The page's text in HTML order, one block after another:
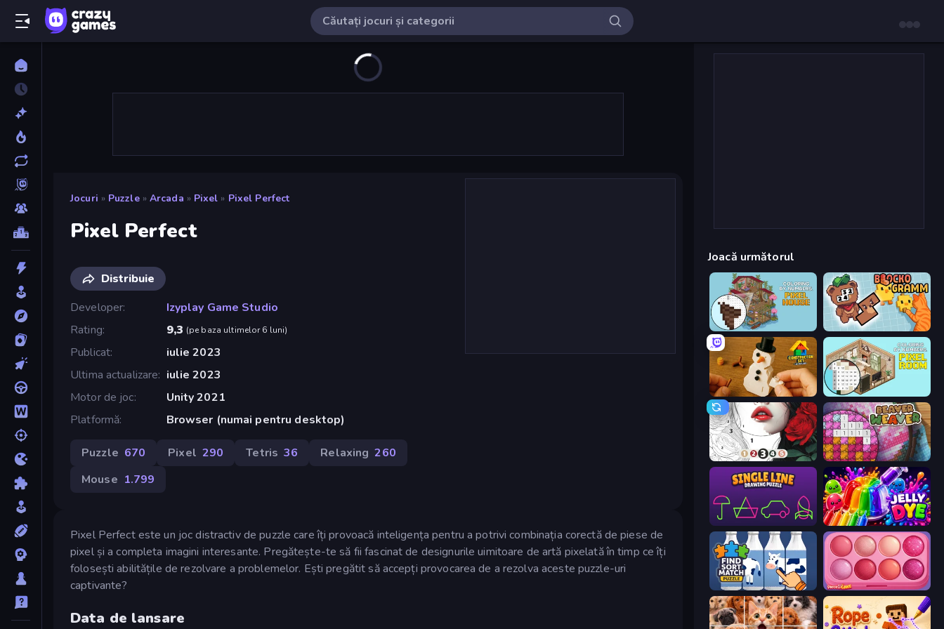
Jocuri » Puzzle » Arcada » Pixel » Pixel Perfect
Pixel Perfect
Distribuie
Developer
Izyplay Game Studio
Rating
9,3 (pe baza ultimelor 6 luni)
Publicat
iulie 2023
Ultima actualizare
iulie 2023
Motor de joc
Unity 2021
Platformă
Browser (numai pentru desktop)
Puzzle 670 Pixel 290 Tetris 36 Relaxing 260
Mouse 1.799
Pixel Perfect este un joc distractiv de puzzle care îți provoacă inteligența pentru a potrivi combinația corectă de piese de
pixel și a completa imagini interesante. Pregătește-te să fii fascinat de designurile uimitoare de artă pixelată în timp ce îți
folosești abilitățile de rezolvare a problemelor. Ești pregătit să accepți provocarea de a rezolva aceste puzzle-uri
captivante?
Data de lansare
Joacă următorul
Blockogramm
Construction Set - 3D Builder
Numicolor Beaver Weaver
Single Line: Drawing Puzzle Jelly Dye
Find Sort Match - Puzzle Piece of Cake: Merge and Bake